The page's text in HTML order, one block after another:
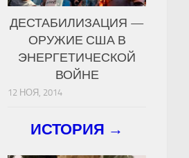
ДЕСТАБИЛИЗАЦИЯ —
ОРУЖИЕ США В
ЭНЕРГЕТИЧЕСКОЙ
ВОЙНЕ
12 НОЯ, 2014
ИСТОРИЯ →